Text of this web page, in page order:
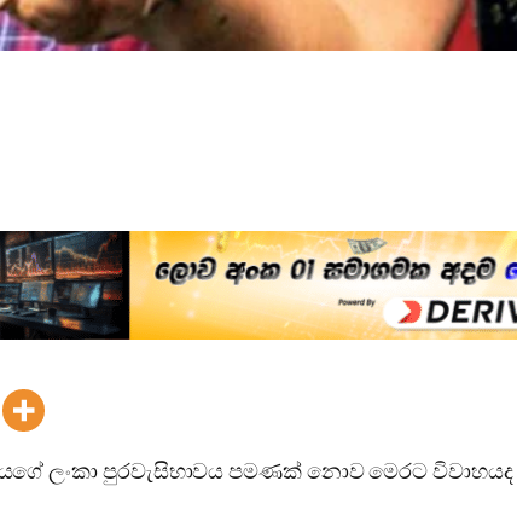
ලංකා පුරවැසිභාවය පමණක් නොව මෙරට